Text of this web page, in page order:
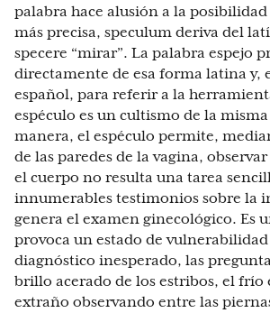
palabra hace alusión a la posibilidad
más precisa, speculum deriva del
specere “mirar”. La palabra espejo
directamente de esa forma latina y,
español, para referir a la
espéculo es un cultismo de la misma
manera, el espéculo permite,
de las paredes de la vagina,
el cuerpo no resulta una tarea
innumerables testimonios sobre la
genera el examen ginecológico. Es
provoca un estado de
diagnóstico inesperado, las
brillo acerado de los estribos, el frío
extraño observando entre las